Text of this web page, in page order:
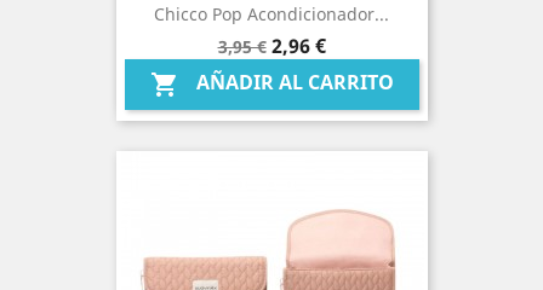
Chicco Pop Acondicionador...
Precio
base
3,95 € Precio
2,96 €
 AÑADIR AL CARRITO